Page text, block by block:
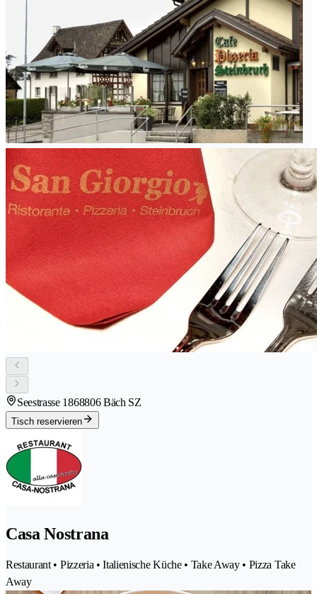
Seestrasse 1868806 Bäch SZ
Tisch reservieren
Casa Nostrana
Restaurant • Pizzeria • Italienische Küche • Take Away • Pizza Take
Away